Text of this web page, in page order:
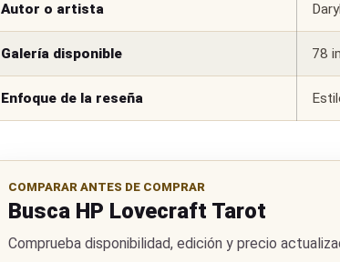
Autor o artista
Galería disponible 78
Enfoque de la reseña
COMPARAR ANTES DE COMPRAR
Busca HP Lovecraft Tarot
Comprueba disponibilidad, edición y precio